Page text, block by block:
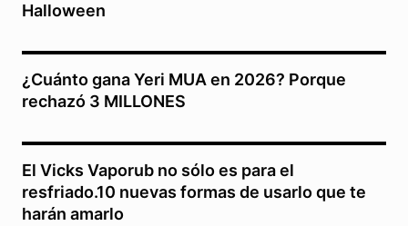
Halloween
¿Cuánto gana Yeri MUA en 2026? Porque
rechazó 3 MILLONES
El Vicks Vaporub no sólo es para el
resfriado.10 nuevas formas de usarlo que te
harán amarlo